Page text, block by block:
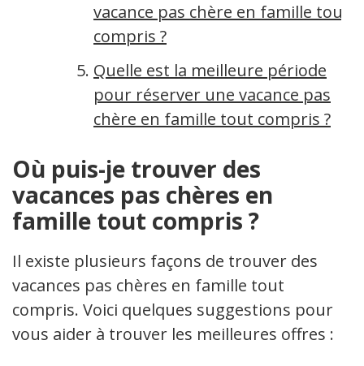
vacance pas chère en famille tout
compris ?
Quelle est la meilleure période
pour réserver une vacance pas
chère en famille tout compris ?
Où puis-je trouver des
vacances pas chères en
famille tout compris ?
Il existe plusieurs façons de trouver des
vacances pas chères en famille tout
compris. Voici quelques suggestions pour
vous aider à trouver les meilleures offres :